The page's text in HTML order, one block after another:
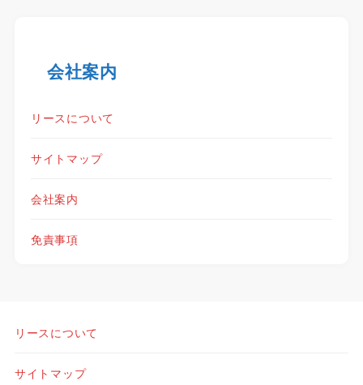
会社案内
リースについて
サイトマップ
会社案内
免責事項
リースについて
サイトマップ